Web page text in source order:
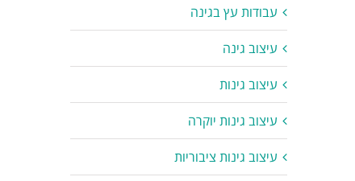
עבודות עץ בגינה
עיצוב גינה
עיצוב גינות
עיצוב גינות יוקרה
עיצוב גינות ציבוריות